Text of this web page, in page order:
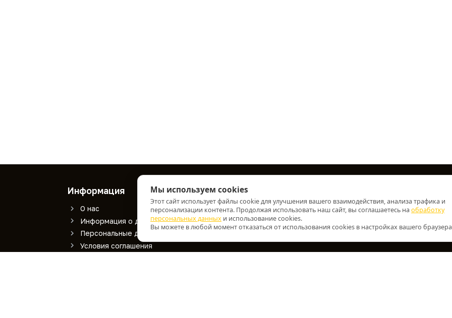
Информация
О нас
Информация о доставке
Персональные данные
Условия соглашения
Служба поддержки
Контакты
Карта сайта
Производители
Мы используем cookies
Этот сайт использует файлы cookie для улучшения вашего взаимодействия, анализа трафика и
персонализации контента. Продолжая использовать наш сайт, вы соглашаетесь на обработку
персональных данных и использование cookies.
Вы можете в любой момент отказаться от использования cookies в настройках вашего